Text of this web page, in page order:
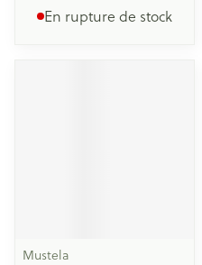
En rupture de stock
Mustela